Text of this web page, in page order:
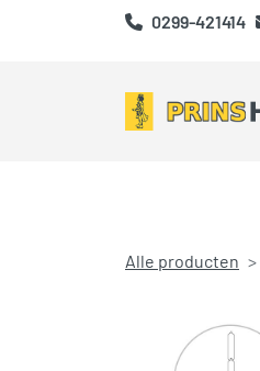
0299-421414
Alle producten